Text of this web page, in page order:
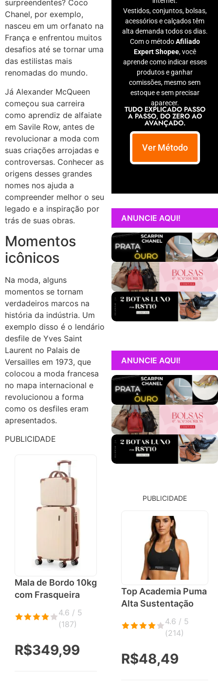
surpreendentes? Coco
Chanel, por exemplo,
nasceu em um orfanato na
França e enfrentou muitos
desafios até se tornar uma
das estilistas mais
renomadas do mundo.
Já Alexander McQueen
começou sua carreira
como aprendiz de alfaiate
em Savile Row, antes de
revolucionar a moda com
suas criações arrojadas e
controversas. Conhecer as
origens desses grandes
nomes nos ajuda a
compreender melhor o seu
legado e a inspiração por
trás de suas obras.
Momentos
icônicos
Na moda, alguns
momentos se tornam
verdadeiros marcos na
história da indústria. Um
exemplo disso é o lendário
desfile de Yves Saint
Laurent no Palais de
Versailles em 1973, que
colocou a moda francesa
no mapa internacional e
revolucionou a forma
como os desfiles eram
apresentados.
PUBLICIDADE
Mala de Bordo 10kg
com Frasqueira
4.6 / 5
(187)
R$349,99
Vestidos, conjuntos, bolsas,
acessórios e calçados têm
alta demanda todos os dias.
Com o métodoAfiliado
Expert Shopee, você
aprende como indicar esses
produtos e ganhar
comissões, mesmo sem
estoque e sem precisar
aparecer.
TUDO EXPLICADO PASSO
A PASSO, DO ZERO AO
AVANÇADO.
Ver Método
ANUNCIE AQUI!
ANUNCIE AQUI!
PUBLICIDADE
Top Academia Puma
Alta Sustentação
4.6 / 5
(214)
R$48,49